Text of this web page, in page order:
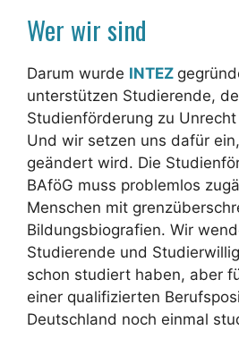
Wer wir sind
Darum wurde INTEZ
unterstützen Studierende,
Studienförderung zu
Und wir setzen uns dafür
geändert wird. Die
BAföG muss problemlos
Menschen mit
Bildungsbiografien. Wir
Studierende und
schon studiert haben, aber
einer qualifizierten
Deutschland noch einmal